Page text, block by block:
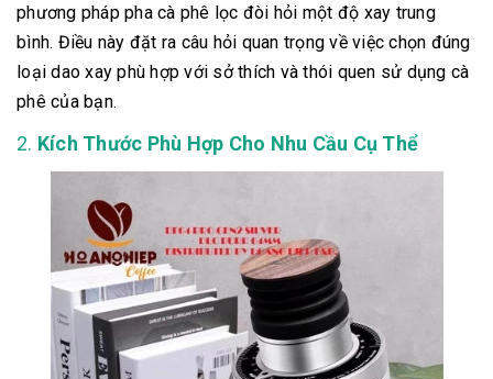
phương pháp pha cà phê lọc đòi hỏi một độ xay trung
bình. Điều này đặt ra câu hỏi quan trọng về việc chọn đúng
loại dao xay phù hợp với sở thích và thói quen sử dụng cà
phê của bạn.
2. Kích Thước Phù Hợp Cho Nhu Cầu Cụ Thể